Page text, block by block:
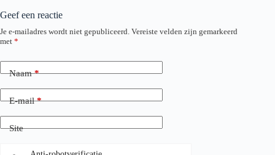
Geef een reactie
Je e-mailadres wordt niet gepubliceerd. Vereiste velden zijn gemarkeerd
met *
Naam*
E-mail*
Site